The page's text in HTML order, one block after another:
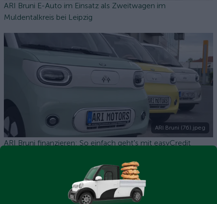
ARI Bruni E-Auto im Einsatz als Zweitwagen im
Muldentalkreis bei Leipzig
ARI Bruni (76).jpeg
ARI Bruni finanzieren: So einfach geht's mit easyCredit